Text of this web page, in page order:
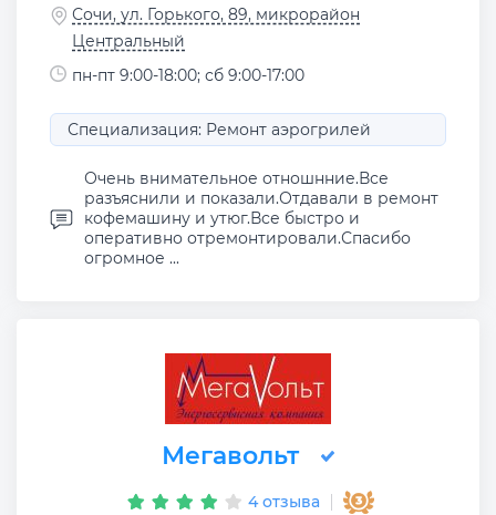
Сочи, ул. Горького, 89, микрорайон
Центральный
пн-пт 9:00-18:00; сб 9:00-17:00
Специализация: Ремонт аэрогрилей
Очень внимательное отношнние.Все
разъяснили и показали.Отдавали в ремонт
кофемашину и утюг.Все быстро и
оперативно отремонтировали.Спасибо
огромное ...
Мегавольт
4 отзыва